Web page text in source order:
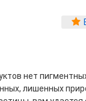
нет
лишенных